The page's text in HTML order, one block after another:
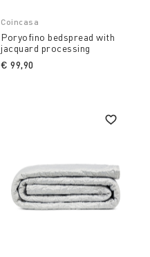
Coincasa
Poryofino bedspread with
jacquard processing
€ 99,90